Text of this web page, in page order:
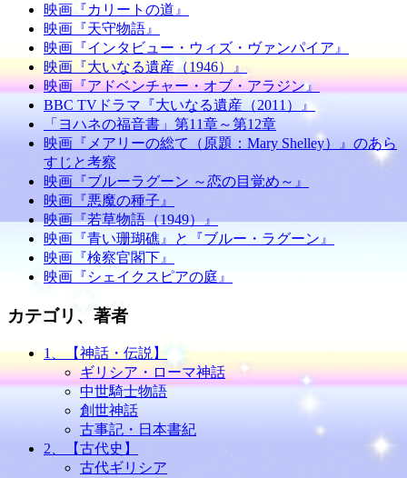
映画『カリートの道』
映画『天守物語』
映画『インタビュー・ウィズ・ヴァンパイア』
映画『大いなる遺産（1946）』
映画『アドベンチャー・オブ・アラジン』
BBC TVドラマ『大いなる遺産（2011）』
「ヨハネの福音書」第11章～第12章
映画『メアリーの総て（原題：Mary Shelley）』のあら
すじと考察
映画『ブルーラグーン ～恋の目覚め～』
映画『悪魔の種子』
映画『若草物語（1949）』
映画『青い珊瑚礁』と『ブルー・ラグーン』
映画『検察官閣下』
映画『シェイクスピアの庭』
カテゴリ、著者
1、【神話・伝説】
ギリシア・ローマ神話
中世騎士物語
創世神話
古事記・日本書紀
2、【古代史】
古代ギリシア